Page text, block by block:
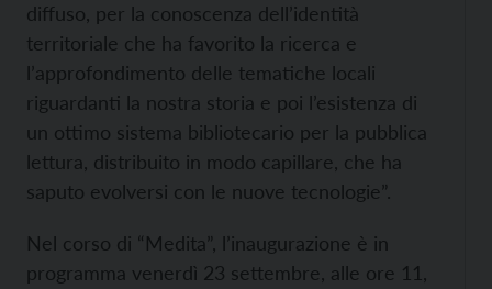
diffuso, per la conoscenza dell’identità
territoriale che ha favorito la ricerca e
l’approfondimento delle tematiche locali
riguardanti la nostra storia e poi l’esistenza di
un ottimo sistema bibliotecario per la pubblica
lettura, distribuito in modo capillare, che ha
saputo evolversi con le nuove tecnologie”.
Nel corso di “Medita”, l’inaugurazione è in
programma venerdì 23 settembre, alle ore 11,